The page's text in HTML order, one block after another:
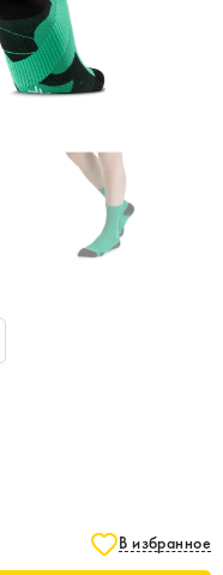
В избранное